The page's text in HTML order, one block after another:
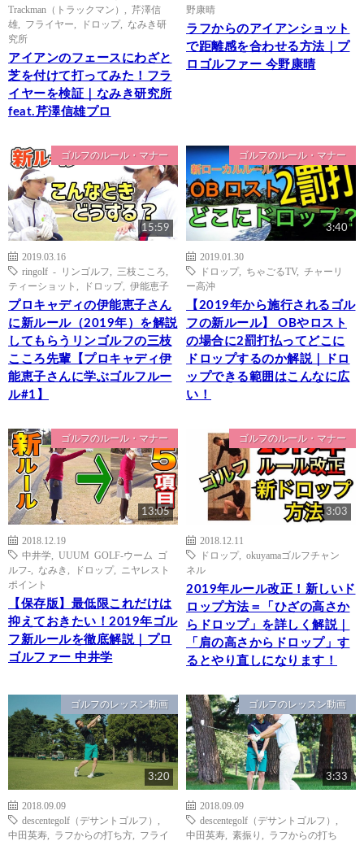
Trackman（トラックマン）
芹澤信
雄
フライヤー ドロップ, なみき研
究所
アイアンのフェースにわざと
芝を付けて打ってみた！フラ
イヤーを検証｜なみき研究所
feat.芹澤信雄プロ
野康晴
ラフからのアイアンショット
で距離感を合わせる方法｜プ
ロゴルファー 今野康晴
ゴルフのルール・マナー
15:59
2019.03.16
ringolf - リンゴルフ
三枝こころ
ティーショット
ドロップ, 伊能恵子
プロキャディの伊能恵子さん
に新ルール（2019年）を解説
してもらうリンゴルフの三枝
こころ先輩【プロキャディ伊
能恵子さんに学ぶゴルフルー
ル#1】
ゴルフのルール・マナー
3:40
2019.01.30
ドロップ, ちゃごるTV, チャーリ
ー高沖
【2019年から施行されるゴル
フの新ルール】 OBやロスト
の場合に2罰打払ってどこに
ドロップするのか解説｜ドロ
ップできる範囲はこんなに広
い！
ゴルフのルール・マナー
13:05
2018.12.19
中井学
UUUM GOLF-ウーム ゴ
ルフ-
なみき ドロップ,
ニヤレスト
ポイント
【保存版】最低限これだけは
抑えておきたい！2019年ゴル
フ新ルールを徹底解説｜プロ
ゴルファー 中井学
ゴルフのルール・マナー
3:03
2018.12.11
ドロップ, okuyamaゴルフチャン
ネル
2019年ルール改正！新しいド
ロップ方法＝「ひざの高さか
らドロップ」を詳しく解説｜
「肩の高さからドロップ」す
るとやり直しになります！
ゴルフのレッスン動画
3:20
2018.09.09
descentegolf（デサントゴルフ）
中田英寿
ラフからの打ち方
フライ
ゴルフのレッスン動画
3:33
2018.09.09
descentegolf（デサントゴルフ）
中田英寿
素振り
ラフからの打ち